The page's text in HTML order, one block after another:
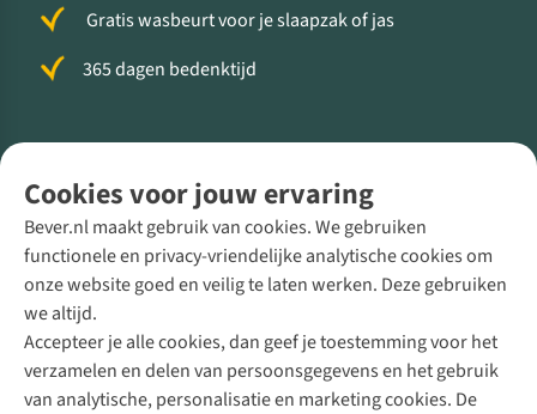
Cookies voor jouw ervaring
Bever.nl maakt gebruik van cookies. We gebruiken
functionele en privacy-vriendelijke analytische cookies om
onze website goed en veilig te laten werken. Deze gebruiken
we altijd.
Accepteer je alle cookies, dan geef je toestemming voor het
verzamelen en delen van persoonsgegevens en het gebruik
van analytische, personalisatie en marketing cookies. De
Gratis wasbeurt voor je slaapzak of jas
365 dagen bedenktijd
Direct advies van een Buitenexpert
+31 (0)85 888 50 88
+31 6 12 28 49 80